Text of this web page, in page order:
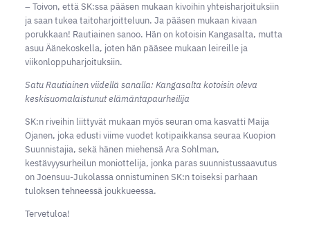
– Toivon, että SK:ssa pääsen mukaan kivoihin yhteisharjoituksiin
ja saan tukea taitoharjoitteluun. Ja pääsen mukaan kivaan
porukkaan! Rautiainen sanoo. Hän on kotoisin Kangasalta, mutta
asuu Äänekoskella, joten hän pääsee mukaan leireille ja
viikonloppuharjoituksiin.
Satu Rautiainen viidellä sanalla: Kangasalta kotoisin oleva
keskisuomalaistunut elämäntapaurheilija
SK:n riveihin liittyvät mukaan myös seuran oma kasvatti Maija
Ojanen, joka edusti viime vuodet kotipaikkansa seuraa Kuopion
Suunnistajia, sekä hänen miehensä Ara Sohlman,
kestävyysurheilun moniottelija, jonka paras suunnistussaavutus
on Joensuu-Jukolassa onnistuminen SK:n toiseksi parhaan
tuloksen tehneessä joukkueessa.
Tervetuloa!